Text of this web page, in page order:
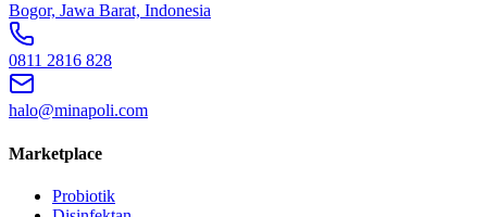
Bogor, Jawa Barat, Indonesia
0811 2816 828
halo@minapoli.com
Marketplace
Probiotik